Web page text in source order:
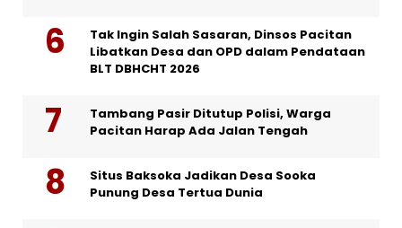
Tak Ingin Salah Sasaran, Dinsos Pacitan
Libatkan Desa dan OPD dalam Pendataan
BLT DBHCHT 2026
Tambang Pasir Ditutup Polisi, Warga
Pacitan Harap Ada Jalan Tengah
Situs Baksoka Jadikan Desa Sooka
Punung Desa Tertua Dunia